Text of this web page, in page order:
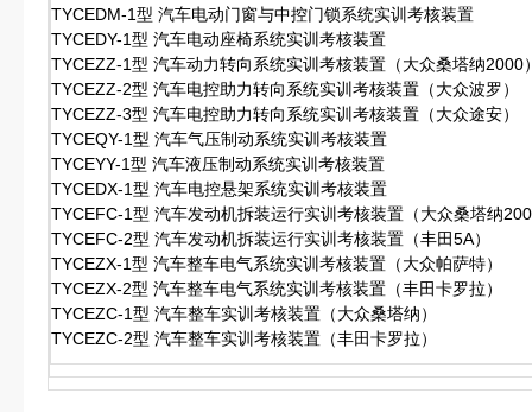
TYCEDM-1型 汽车电动门窗与中控门锁系统实训考核装置
TYCEDY-1型 汽车电动座椅系统实训考核装置
TYCEZZ-1型 汽车动力转向系统实训考核装置（大众桑塔纳2000
TYCEZZ-2型 汽车电控助力转向系统实训考核装置（大众波罗）
TYCEZZ-3型 汽车电控助力转向系统实训考核装置（大众途安）
TYCEQY-1型 汽车气压制动系统实训考核装置
TYCEYY-1型 汽车液压制动系统实训考核装置
TYCEDX-1型 汽车电控悬架系统实训考核装置
TYCEFC-1型 汽车发动机拆装运行实训考核装置（大众桑塔纳
TYCEFC-2型 汽车发动机拆装运行实训考核装置（丰田5A）
TYCEZX-1型 汽车整车电气系统实训考核装置（大众帕萨特）
TYCEZX-2型 汽车整车电气系统实训考核装置（丰田卡罗拉）
TYCEZC-1型 汽车整车实训考核装置（大众桑塔纳）
TYCEZC-2型 汽车整车实训考核装置（丰田卡罗拉）